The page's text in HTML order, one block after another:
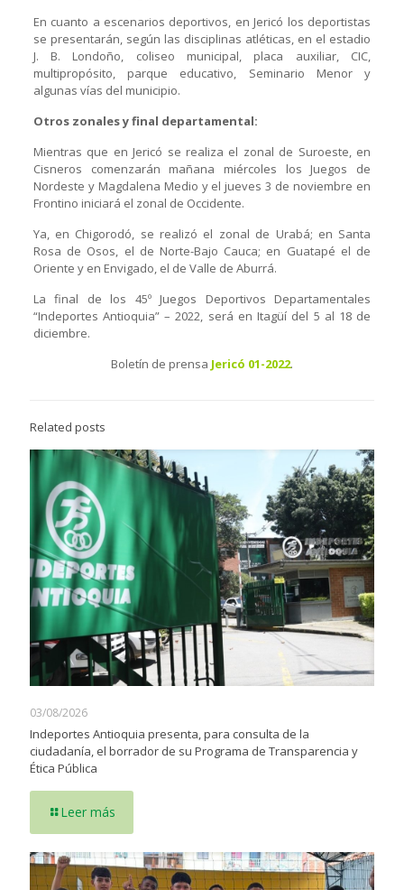
En cuanto a escenarios deportivos, en Jericó los deportistas
se presentarán, según las disciplinas atléticas, en el estadio
J. B. Londoño, coliseo municipal, placa auxiliar, CIC,
multipropósito, parque educativo, Seminario Menor y
algunas vías del municipio.
Otros zonales y final departamental:
Mientras que en Jericó se realiza el zonal de Suroeste, en
Cisneros comenzarán mañana miércoles los Juegos de
Nordeste y Magdalena Medio y el jueves 3 de noviembre en
Frontino iniciará el zonal de Occidente.
Ya, en Chigorodó, se realizó el zonal de Urabá; en Santa
Rosa de Osos, el de Norte-Bajo Cauca; en Guatapé el de
Oriente y en Envigado, el de Valle de Aburrá.
La final de los 45º Juegos Deportivos Departamentales
“Indeportes Antioquia” – 2022, será en Itagüí del 5 al 18 de
diciembre.
Boletín de prensa Jericó 01-2022.
Related posts
03/08/2026
Indeportes Antioquia presenta, para consulta de la
ciudadanía, el borrador de su Programa de Transparencia y
Ética Pública
Leer más